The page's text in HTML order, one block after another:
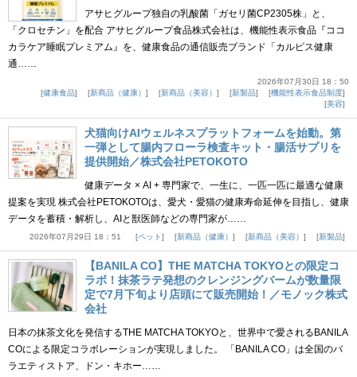
アサヒグループ独自の乳酸菌「ガセリ菌CP2305株」と、
「クロセチン」を配合 アサヒグループ食品株式会社は、機能性表示食品『ココ
カラケア睡眠プレミアム』を、健康食品の通信販売ブランド「カルピス健康
通……
2026年07月30日 18：50
健康食品
新商品（健康） 新商品（美容） 新製品
機能性表示食品制度
美容
犬猫向けAIウェルネスプラットフォームを始動。第
一弾として腸内フローラ検査キット・腸活サプリを
提供開始／株式会社PETOKOTO
健康データ × AI + 専門家で、一生に、一匹一匹に最適な健康
提案を実現 株式会社PETOKOTOは、愛犬・愛猫の健康寿命延伸を目指し、健康
データを蓄積・解析し、AIと獣医師などの専門家が……
2026年07月29日 18：51 ペット 新商品（健康） 新商品（美容） 新製品
【BANILA CO】THE MATCHA TOKYOとの限定コ
ラボ！抹茶ラテ発想のクレンジングバームが数量限
定で7月下旬より店頭にて販売開始！／モノック株式
会社
日本の抹茶文化を発信するTHE MATCHA TOKYOと、世界中で愛されるBANILA
COによる限定コラボレーションが実現しました。 「BANILA CO」は全国のバ
ラエティストア、ドン・キホー……